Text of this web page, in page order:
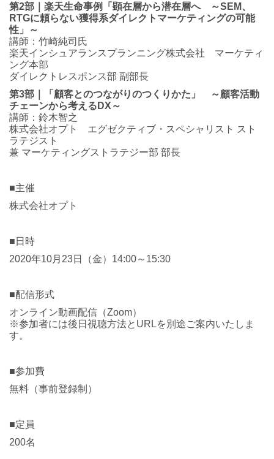
第2部 楽天生命事例「顕在層から潜在層へ ～SEM、
RTGに頼らない獲得系ダイレクトマーケティングの可能
性」～
講師：竹崎純司氏
楽天インシュアランスプランニング株式会社 マーケティ
ング本部
ダイレクトレスポンス部 副部長
第3部
「顧客とのつながりのつくりかた」 ～顧客活動
チェーンから考える DX ～
講師：鈴木智之
株式会社オプト エグゼクティブ・スペシャリスト スト
ラテジスト
兼 マーケティングストラテジー部 部長
■主催
株式会社オプト
■日時
2020年10月23日（金）14:00～15:30
■配信形式
オンライン動画配信（Zoom）
※参加者には後日視聴方法とURLを別途ご案内いたしま
す。
■参加費
無料（事前登録制）
■定員
200名